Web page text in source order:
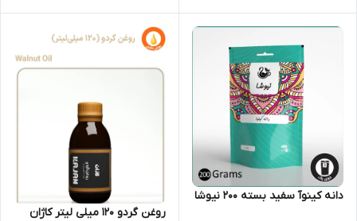
دانه کینوآ سفید بسته ۲۰۰ نیوشا
روغن گردو 120 میلی لیتر کاژان